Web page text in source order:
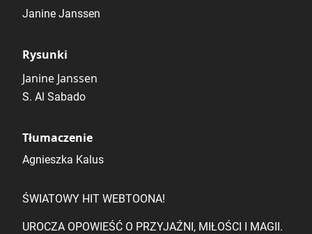
Janine Janssen
Rysunki
Janine Janssen
S. Al Sabado
Tłumaczenie
Agnieszka Kalus
ŚWIATOWY HIT WEBTOONA!
UROCZA OPOWIEŚĆ O PRZYJAŹNI, MIŁOŚCI I MAGII.